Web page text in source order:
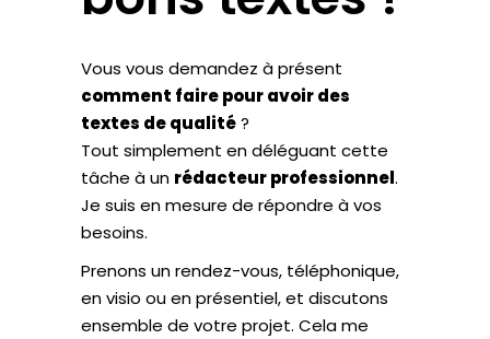
Vous vous demandez à présent
comment faire pour avoir des
textes de qualité?
Tout simplement en déléguant cette
tâche à un rédacteur professionnel.
Je suis en mesure de répondre à vos
besoins.
Prenons un rendez-vous, téléphonique,
en visio ou en présentiel, et discutons
ensemble de votre projet. Cela me